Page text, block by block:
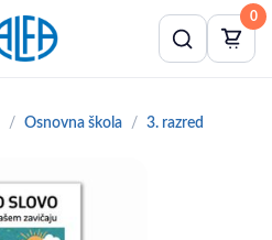
0
Osnovna škola 3. razred